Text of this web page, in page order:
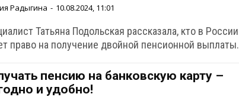
Радыгина - 10.08.2024, 11:01
Татьяна Подольская рассказала, кто в России
право на получение двойной пенсионной выплаты.
пенсию на банковскую карту –
и удобно!